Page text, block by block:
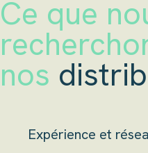
Ce que
nos
Expérience et